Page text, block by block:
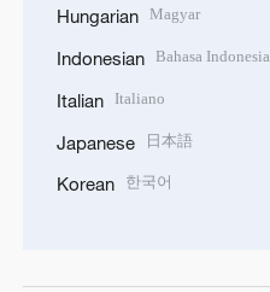
Hungarian Magyar
Indonesian Bahasa Indonesia
Italian Italiano
Japanese 日本語
Korean 한국어